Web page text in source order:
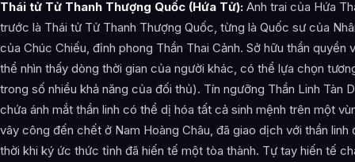
Thái tử Tử Thanh Thượng Quốc (Hứa Tử): Anh trai của Hứa
trước là Thái tử Tử Thanh Thượng Quốc, từng là Quốc sư của
của Chúc Chiếu, đỉnh phong Thần Thai Cảnh. Sở hữu thần quyền
thể nhìn thấy dòng thời gian của người khác, có thể lựa chọn
trong số nhiều khả năng của đối thủ). Tín ngưỡng Thần Linh Tàn
chứa ánh mắt thần linh có thể dị hóa tất cả sinh mệnh trên một
vây công đến chết ở Nam Hoàng Châu, đã giao dịch với thần linh
thời khi ký ức thức tỉnh đã hiến tế một tòa thành. Tự tay hiến tế